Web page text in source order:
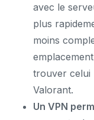
avec le
plus
moins
trouver celui
Valorant.
Un VPN